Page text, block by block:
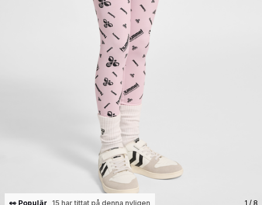
👀 Populär 15 har tittat på denna nyligen 1 / 8